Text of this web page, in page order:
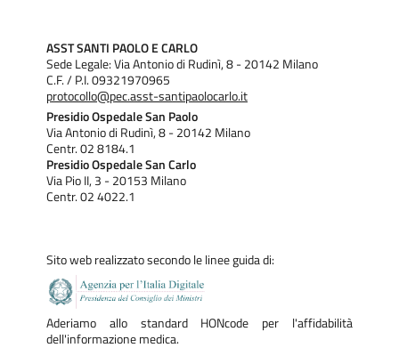
ASST SANTI PAOLO E CARLO
Sede Legale: Via Antonio di Rudinì, 8 - 20142 Milano
C.F. / P.I. 09321970965
protocollo@pec.asst-santipaolocarlo.it
Presidio Ospedale San Paolo
Via Antonio di Rudinì, 8 - 20142 Milano
Centr. 02 8184.1
Presidio Ospedale San Carlo
Via Pio II, 3 - 20153 Milano
Centr. 02 4022.1
Sito web realizzato secondo le linee guida di:
Aderiamo allo standard HONcode per l'affidabilità
dell'informazione medica.